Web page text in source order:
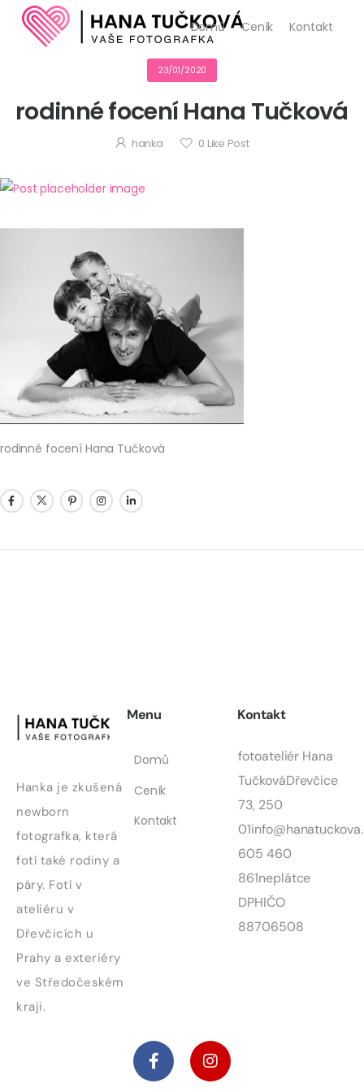
Domů Ceník Kontakt
23/01/2020
rodinné focení Hana Tučková
hanka 0 Like Post
rodinné focení Hana Tučková
Hanka je zkušená
newborn
fotografka, která
fotí také rodiny a
páry. Fotí v
ateliéru v
Dřevčicích u
Prahy a exteriéry
ve Středočeském
kraji.
Menu
Domů
Ceník
Kontakt
Kontakt
fotoateliér Hana
TučkováDřevčice
73, 250
01
605 460
861neplátce
DPHIČO
88706508